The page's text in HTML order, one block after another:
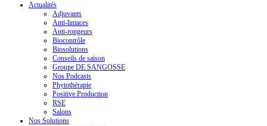
Actualités
Adjuvants
Anti-limaces
Anti-rongeurs
Biocontrôle
Biosolutions
Conseils de saison
Groupe DE SANGOSSE
Nos Podcasts
Phytothérapie
Positive Production
RSE
Salons
Nos Solutions